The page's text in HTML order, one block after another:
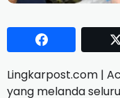
Lingkarpost.com |
yang melanda